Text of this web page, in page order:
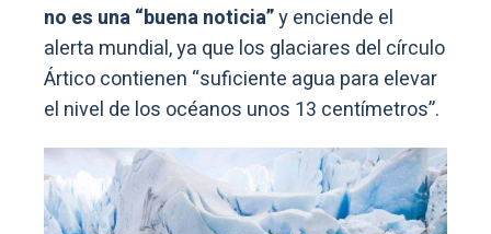
no es una “buena noticia”y enciende el
alerta mundial, ya que los glaciares del círculo
Ártico contienen “suficiente agua para elevar
el nivel de los océanos unos 13 centímetros”.